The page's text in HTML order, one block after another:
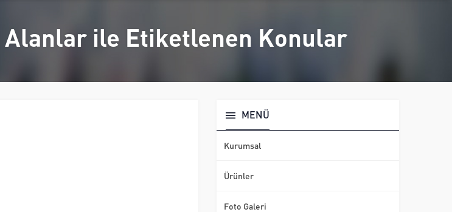
Alanlar ile Etiketlenen Konular
MENÜ
Kurumsal
Ürünler
Foto Galeri